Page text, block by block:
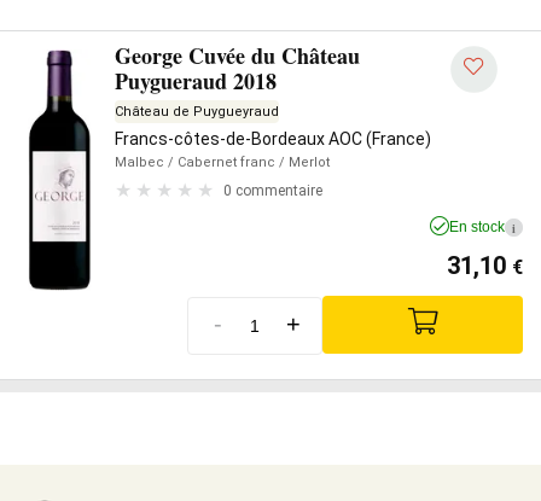
George Cuvée du Château
Puygueraud 2018
Château de Puygueyraud
Francs-côtes-de-Bordeaux AOC (France)
Malbec / Cabernet franc / Merlot
0 commentaire
En stock i
31,10 €
- +